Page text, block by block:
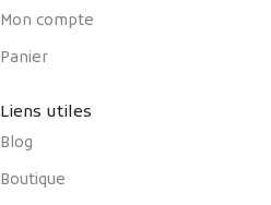
Mon compte
Panier
Liens utiles
Blog
Boutique